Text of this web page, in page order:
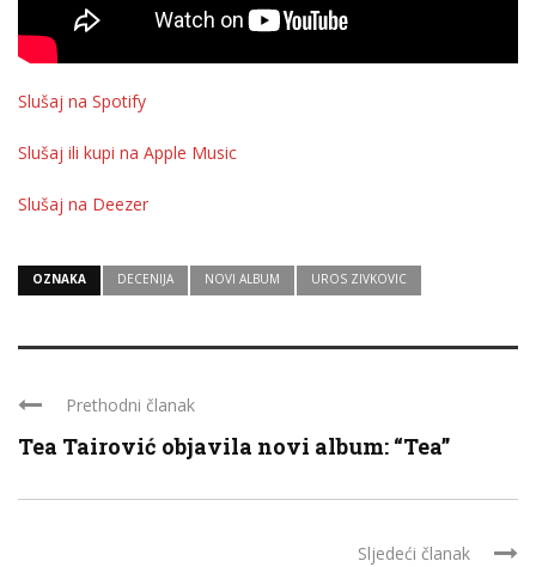
Slušaj na Spotify
Slušaj ili kupi na Apple Music
Slušaj na Deezer
OZNAKA DECENIJA NOVI ALBUM UROS ZIVKOVIC
Prethodni članak
Tea Tairović objavila novi album: “Tea”
Sljedeći članak